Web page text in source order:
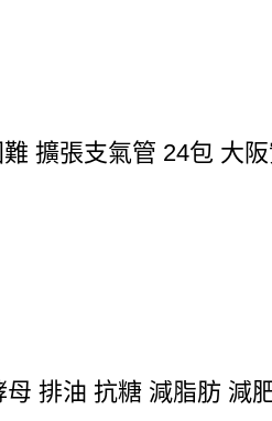
擴張支氣管 24包 大
排油 抗糖 減脂肪 減